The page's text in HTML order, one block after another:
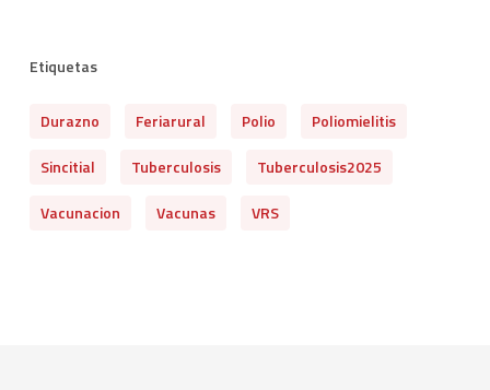
Etiquetas
Durazno Feriarural Polio
Poliomielitis
Sincitial
Tuberculosis
Tuberculosis2025
Vacunacion
Vacunas VRS